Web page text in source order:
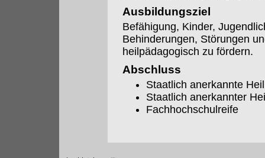
Ausbildungsziel
Befähigung, Kinder,
Behinderungen, Störungen
heilpädagogisch zu fördern.
Abschluss
Staatlich anerkannte
Staatlich anerkannter
Fachhochschulreife